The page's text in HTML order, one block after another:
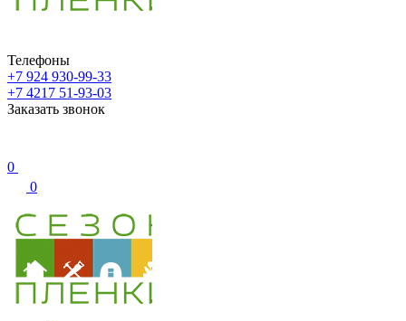
Телефоны
+7 924 930-99-33
+7 4217 51-93-03
Заказать звонок
0
0